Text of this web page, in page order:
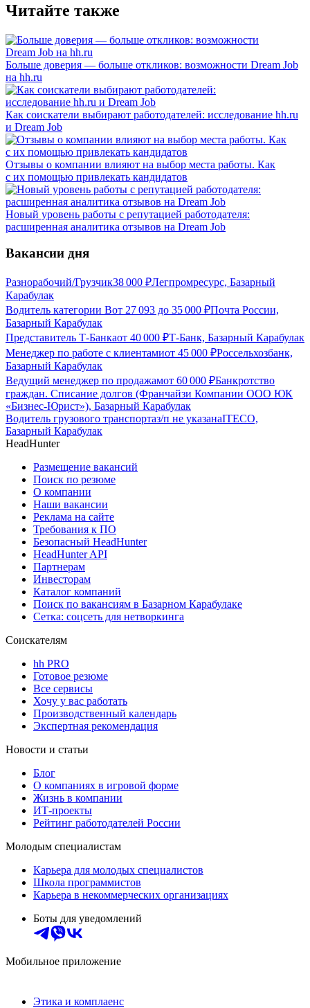
Читайте также
Больше доверия — больше откликов: возможности Dream Job
на hh.ru
Как соискатели выбирают работодателей: исследование hh.ru
и Dream Job
Отзывы о компании влияют на выбор места работы. Как
с их помощью привлекать кандидатов
Новый уровень работы с репутацией работодателя:
расширенная аналитика отзывов на Dream Job
Вакансии дня
Разнорабочий/Грузчик38 000 ₽Легпромресурс, Базарный
Карабулак
Водитель категории Вот 27 093 до 35 000 ₽Почта России,
Базарный Карабулак
Представитель Т-Банкаот 40 000 ₽Т-Банк, Базарный Карабулак
Менеджер по работе с клиентамиот 45 000 ₽Россельхозбанк,
Базарный Карабулак
Ведущий менеджер по продажамот 60 000 ₽Банкротство
граждан. Списание долгов (Франчайзи Компании ООО ЮК
«Бизнес-Юрист»), Базарный Карабулак
Водитель грузового транспортаз/п не указанаITECO,
Базарный Карабулак
HeadHunter
Размещение вакансий
Поиск по резюме
О компании
Наши вакансии
Реклама на сайте
Требования к ПО
Безопасный HeadHunter
HeadHunter API
Партнерам
Инвесторам
Каталог компаний
Поиск по вакансиям в Базарном Карабулаке
Сетка: соцсеть для нетворкинга
Соискателям
hh PRO
Готовое резюме
Все сервисы
Хочу у вас работать
Производственный календарь
Экспертная рекомендация
Новости и статьи
Блог
О компаниях в игровой форме
Жизнь в компании
ИТ-проекты
Рейтинг работодателей России
Молодым специалистам
Карьера для молодых специалистов
Школа программистов
Карьера в некоммерческих организациях
Боты для уведомлений
Мобильное приложение
Этика и комплаенс